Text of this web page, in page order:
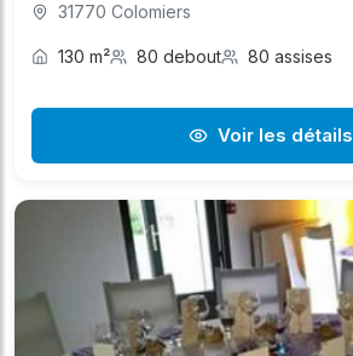
31770 Colomiers
130 m² 80 debout 80 assises
Voir les détails